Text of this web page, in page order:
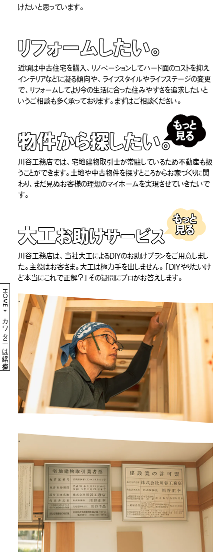
HOME
カワタニは一緒に探る
けたいと思っています。
リフォームしたい。
近頃は中古住宅を購入、リノベーションしてハード面のコストを抑え
インテリアなどに凝る傾向や、ライフスタイルやライフステージの変更
で、リフォームしてより今の生活に合った住みやすさを追求したいと
いうご相談も多く承っております。まずはご相談ください。
物件から探したい。
もっと
見る
川谷工務店では、宅地建物取引士が常駐しているため不動産も扱
うことができます。土地や中古物件を探すところからお家づくりに関
わり、まだ見ぬお客様の理想のマイホームを実現させていきたいで
す。
大工お助けサービス
もっと
見る
川谷工務店は、当社大工によるDIYのお助けプランをご用意しまし
た。主役はお客さま。大工は極力手を出しません。「DIYやりたいけ
ど本当にこれで正解？」その疑問にプロがお答えします。